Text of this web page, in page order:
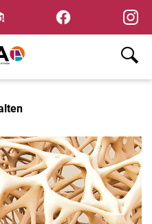
Fortbildungen×